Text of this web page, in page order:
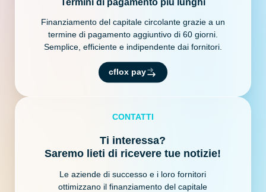
Finanziamento del capitale circolante grazie a un
termine di pagamento aggiuntivo di 60 giorni.
Semplice, efficiente e indipendente dai fornitori.
cflox pay
CONTATTI
Ti interessa?
Saremo lieti di ricevere tue notizie!
Le aziende di successo e i loro fornitori
ottimizzano il finanziamento del capitale